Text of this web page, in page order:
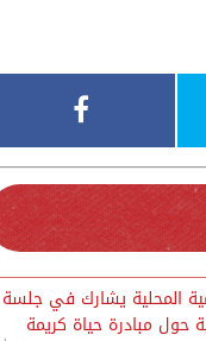
المحلية يشارك في جلسة
حول مبادرة حياة كريمة